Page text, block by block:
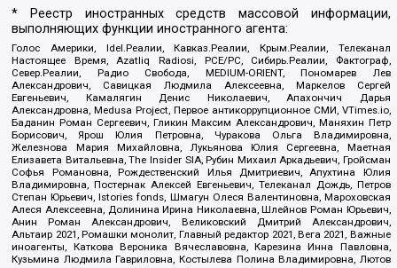
* Реестр иностранных средств массовой информации,
выполняющих функции иностранного агента:
Голос Америки, Idel.Реалии, Кавказ.Реалии, Крым.Реалии, Телеканал
Настоящее Время, Azatliq Radiosi, PCE/PC, Сибирь.Реалии, Фактограф,
Север.Реалии, Радио Свобода, MEDIUM-ORIENT, Пономарев Лев
Александрович, Савицкая Людмила Алексеевна, Маркелов Сергей
Евгеньевич, Камалягин Денис Николаевич, Апахончич Дарья
Александровна, Medusa Project, Первое антикоррупционное СМИ, VTimes.io,
Баданин Роман Сергеевич, Гликин Максим Александрович, Маняхин Петр
Борисович, Ярош Юлия Петровна, Чуракова Ольга Владимировна,
Железнова Мария Михайловна, Лукьянова Юлия Сергеевна, Маетная
Елизавета Витальевна, The Insider SIA, Рубин Михаил Аркадьевич, Гройсман
Софья Романовна, Рождественский Илья Дмитриевич, Апухтина Юлия
Владимировна, Постернак Алексей Евгеньевич, Телеканал Дождь, Петров
Степан Юрьевич, Istories fonds, Шмагун Олеся Валентиновна, Мароховская
Алеся Алексеевна, Долинина Ирина Николаевна, Шлейнов Роман Юрьевич,
Анин Роман Александрович, Великовский Дмитрий Александрович,
Альтаир 2021, Ромашки монолит, Главный редактор 2021, Вега 2021, Важные
иноагенты, Каткова Вероника Вячеславовна, Карезина Инна Павловна,
Кузьмина Людмила Гавриловна, Костылева Полина Владимировна, Лютов